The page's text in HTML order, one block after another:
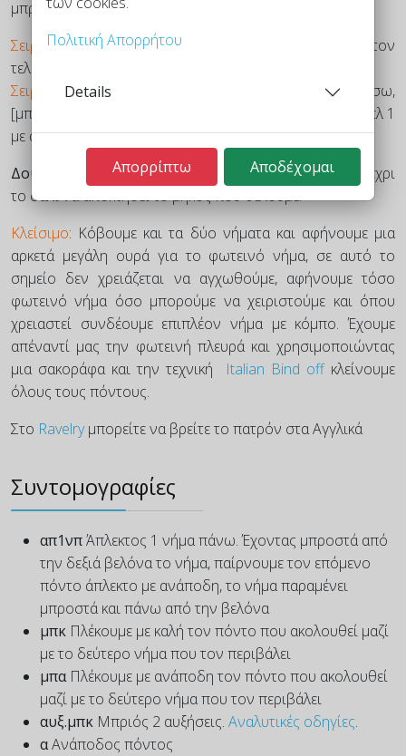
μπροστά
Σειρά 8 (ΣΠ ΦΝ): α1, απ1νπ, [μπα1, απ1νπ] ως τον
τελευταίο πόντο, α1
Σειρά 8 (ΣΠ ΣΝ)
: απλ 1 με ανάποδη και το νήμα πίσω,
[μπκ1, απ1νπ] ως τους 2 τελευταίους πόντους, μπκ1, απλ 1
με ανάποδη και το νήμα πίσω
Δουλεύουμε τις 4 Ομάδες αυξήσεων, σειρές 1 - 8, μέχρι
το σάλι να αποκτήσει το μήκος που θέλουμε.
Κλείσιμο: Κόβουμε και τα δύο νήματα και αφήνουμε μια
αρκετά μεγάλη ουρά για το φωτεινό νήμα, σε αυτό το
σημείο δεν χρειάζεται να αγχωθούμε, αφήνουμε τόσο
φωτεινό νήμα όσο μπορούμε να χειριστούμε και όπου
χρειαστεί συνδέουμε επιπλέον νήμα με κόμπο. Έχουμε
απέναντί μας την φωτεινή πλευρά και χρησιμοποιώντας
μια σακοράφα και την τεχνική
Italian Bind offκλείνουμε
όλους τους πόντους.
Στο Ravelryμπορείτε να βρείτε το πατρόν στα Αγγλικά
Συντομογραφίες
απ1νπΆπλεκτος 1 νήμα πάνω. Έχοντας μπροστά από
την δεξιά βελόνα το νήμα, παίρνουμε τον επόμενο
πόντο άπλεκτο με ανάποδη, το νήμα παραμένει
μπροστά και πάνω από την βελόνα
μπκ Πλέκουμε με καλή τον πόντο που ακολουθεί μαζί
με το δεύτερο νήμα που τον περιβάλει
μπαΠλέκουμε με ανάποδη τον πόντο που ακολουθεί
μαζί με το δεύτερο νήμα που τον περιβάλει
αυξ.μπκ Μπριός 2 αυξήσεις. Αναλυτικές οδηγίες.
αΑνάποδος πόντος
Πολιτική Απορρήτου
Details
Απορρίπτω Αποδέχομαι